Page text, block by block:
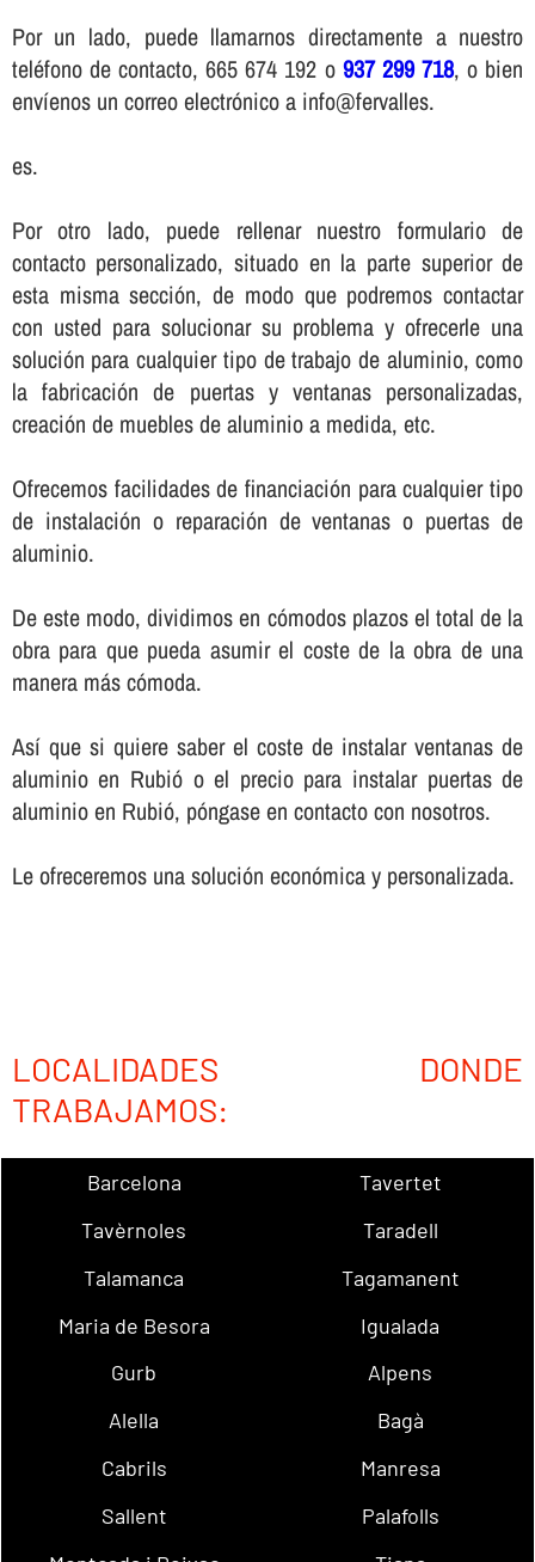
Por un lado, puede llamarnos directamente a nuestro
teléfono de contacto, 665 674 192 o 937 299 718, o bien
enví­enos un correo electrónico a info@fervalles.
es.
Por otro lado, puede rellenar nuestro formulario de
contacto personalizado, situado en la parte superior de
esta misma sección, de modo que podremos contactar
con usted para solucionar su problema y ofrecerle una
solución para cualquier tipo de trabajo de aluminio, como
la fabricación de puertas y ventanas personalizadas,
creación de muebles de aluminio a medida, etc.
Ofrecemos facilidades de financiación para cualquier tipo
de instalación o reparación de ventanas o puertas de
aluminio.
De este modo, dividimos en cómodos plazos el total de la
obra para que pueda asumir el coste de la obra de una
manera más cómoda.
Así­ que si quiere saber el coste de instalar ventanas de
aluminio en Rubió o el precio para instalar puertas de
aluminio en Rubió, póngase en contacto con nosotros.
Le ofreceremos una solución económica y personalizada.
LOCALIDADES DONDE
TRABAJAMOS:
Barcelona
Tavertet
Tavèrnoles
Taradell
Talamanca
Tagamanent
Maria de Besora
Igualada
Gurb
Alpens
Alella
Bagà
Cabrils
Manresa
Sallent
Palafolls